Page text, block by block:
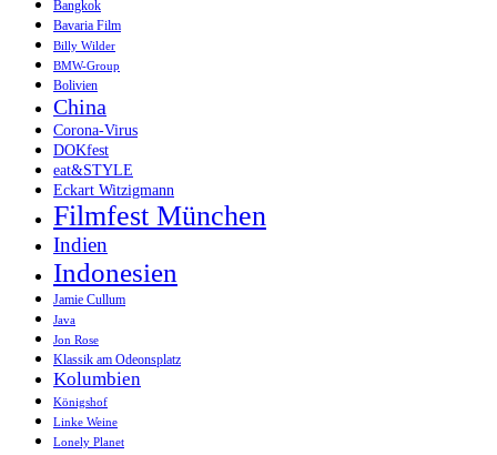
Bangkok
Bavaria Film
Billy Wilder
BMW-Group
Bolivien
China
Corona-Virus
DOKfest
eat&STYLE
Eckart Witzigmann
Filmfest München
Indien
Indonesien
Jamie Cullum
Java
Jon Rose
Klassik am Odeonsplatz
Kolumbien
Königshof
Linke Weine
Lonely Planet